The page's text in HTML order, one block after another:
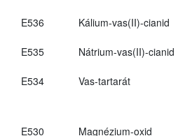
E536
Kálium-vas(II)-cianid
E535
Nátrium-vas(II)-cianid
E534
Vas-tartarát
E530 Magnézium-oxid